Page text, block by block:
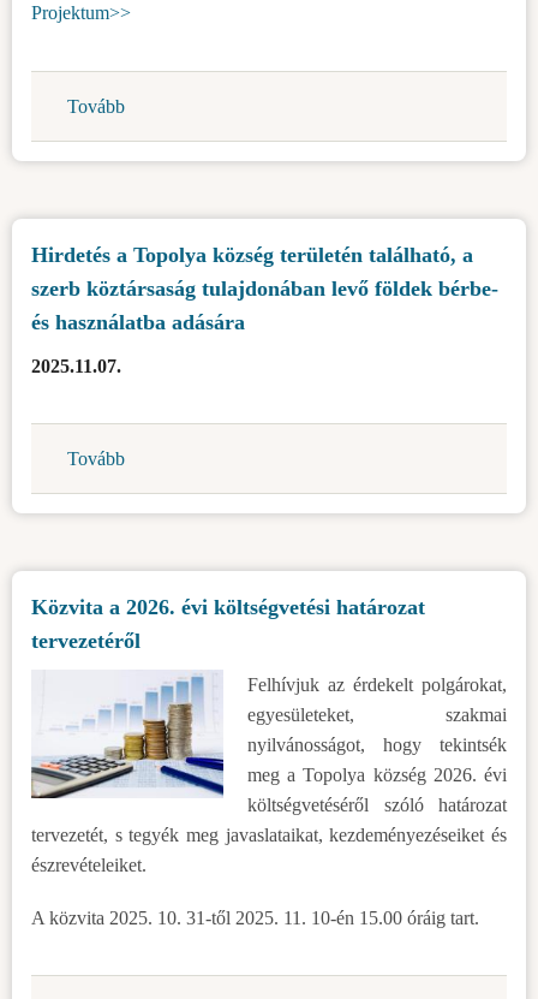
Projektum>>
Tovább
felhívás
városrendezési
bemutatására
-
1015,1016
Hirdetés a Topolya község területén található, a
szerb köztársaság tulajdonában levő földek bérbe-
és használatba adására
2025.11.07.
Tovább
a
Topolya
található,
a
szerb
köztársaság
tulajdonában
levő
földek
adására)
Közvita a 2026. évi költségvetési határozat
tervezetéről
Felhívjuk az érdekelt polgárokat,
egyesületeket, szakmai
nyilvánosságot, hogy tekintsék
meg a Topolya község 2026. évi
költségvetéséről szóló határozat
tervezetét, s tegyék meg javaslataikat, kezdeményezéseiket és
észrevételeiket.
A közvita 2025. 10. 31-től 2025. 11. 10-én 15.00 óráig tart.